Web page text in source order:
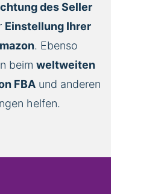
des Seller
Einstellung Ihrer
. Ebenso
beim weltweiten
FBA und anderen
helfen.